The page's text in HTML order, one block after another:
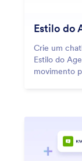
Estilo do
Crie um
Estilo do
movimento